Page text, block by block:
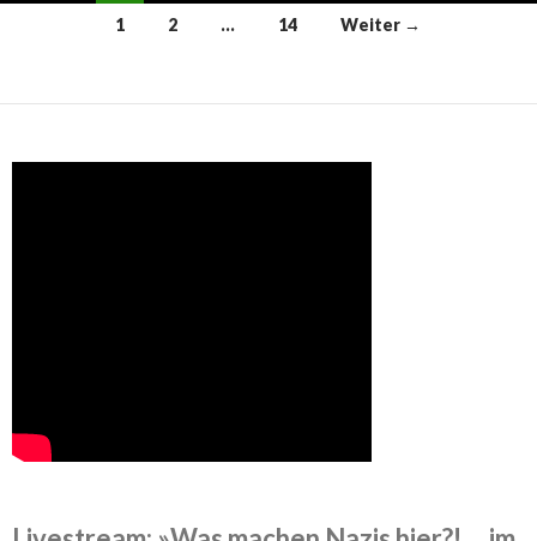
Beitrags-
1 2 … 14 Weiter →